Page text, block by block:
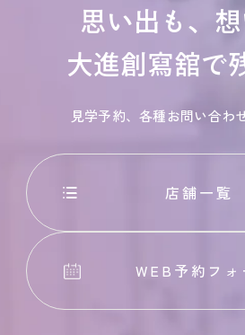
思い出も、想
大進創寫舘で
見学予約、各種お問い合わ
店舗一覧
WEB予約フォ